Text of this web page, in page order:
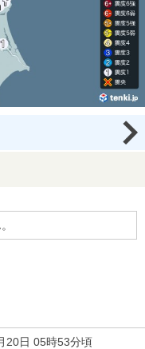
20日 05時53分頃